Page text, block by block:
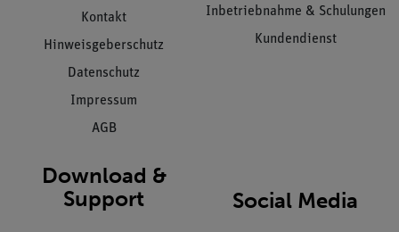
Kontakt
Hinweisgeberschutz
Datenschutz
Impressum
AGB
Inbetriebnahme & Schulungen
Kundendienst
Download &
Support
Social Media